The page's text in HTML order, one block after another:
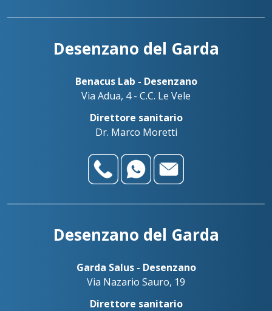
Desenzano del Garda
Benacus Lab - Desenzano
Via Adua, 4 - C.C. Le Vele
Direttore sanitario
Dr. Marco Moretti
Desenzano del Garda
Garda Salus - Desenzano
Via Nazario Sauro, 19
Direttore sanitario